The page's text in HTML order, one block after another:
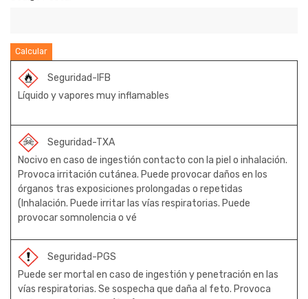
Calcular
Seguridad-IFB
Líquido y vapores muy inflamables
Seguridad-TXA
Nocivo en caso de ingestión contacto con la piel o inhalación.
Provoca irritación cutánea. Puede provocar daños en los
órganos tras exposiciones prolongadas o repetidas
(Inhalación. Puede irritar las vías respiratorias. Puede
provocar somnolencia o vé
Seguridad-PGS
Puede ser mortal en caso de ingestión y penetración en las
vías respiratorias. Se sospecha que daña al feto. Provoca